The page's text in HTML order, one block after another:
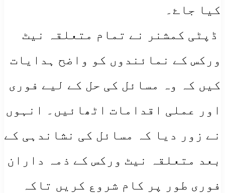
کیا جاۓ۔
​ ڈپٹی کمشنر نے تمام متعلقہ نیٹ
ورکس کے نمائندوں کو واضح ہدایات
کیں کہ وہ مسائل کی حل کے لیے فوری
اور عملی اقدامات اٹھائیں۔ انہوں
نے زور دیا کہ مسائل کی نشاندہی کے
بعد متعلقہ نیٹ ورکس کے ذمہ داران
فوری طور پر کام شروع کریں تاکہ